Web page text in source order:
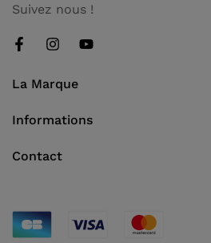
La Marque
Contact
Informations
Suivez nous !